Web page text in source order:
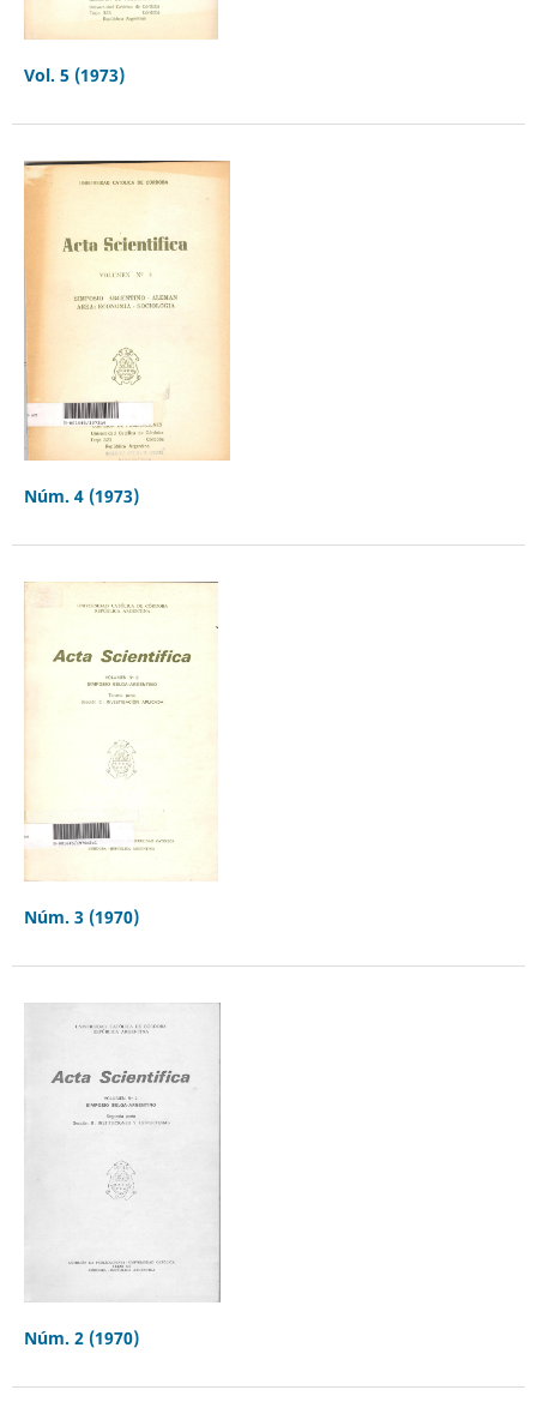
Vol. 5 (1973)
Núm. 4 (1973)
Núm. 3 (1970)
Núm. 2 (1970)